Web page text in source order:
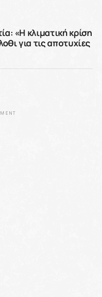
«Η κλιματική κρίση
για τις αποτυχίες